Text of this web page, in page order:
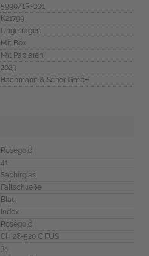
5990/1R-001
K21799
Ungetragen
Mit Box
Mit Papieren
2023
Bachmann & Scher GmbH
Roségold
41
Saphirglas
Faltschließe
Blau
Index
Roségold
CH 28-520 C FUS
34